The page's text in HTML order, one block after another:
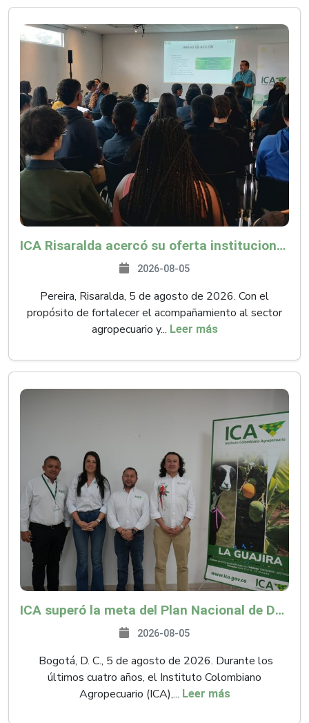
ICA Risaralda acercó su oferta institucional a productores y emprendedores en Expocamello
2026-08-05
Pereira, Risaralda, 5 de agosto de 2026. Con el
propósito de fortalecer el acompañamiento al sector
agropecuario y... Leer más
ICA superó la meta del Plan Nacional de Desarrollo y abrió 61 mercados internacionales
2026-08-05
Bogotá, D. C., 5 de agosto de 2026. Durante los
últimos cuatro años, el Instituto Colombiano
Agropecuario (ICA),... Leer más